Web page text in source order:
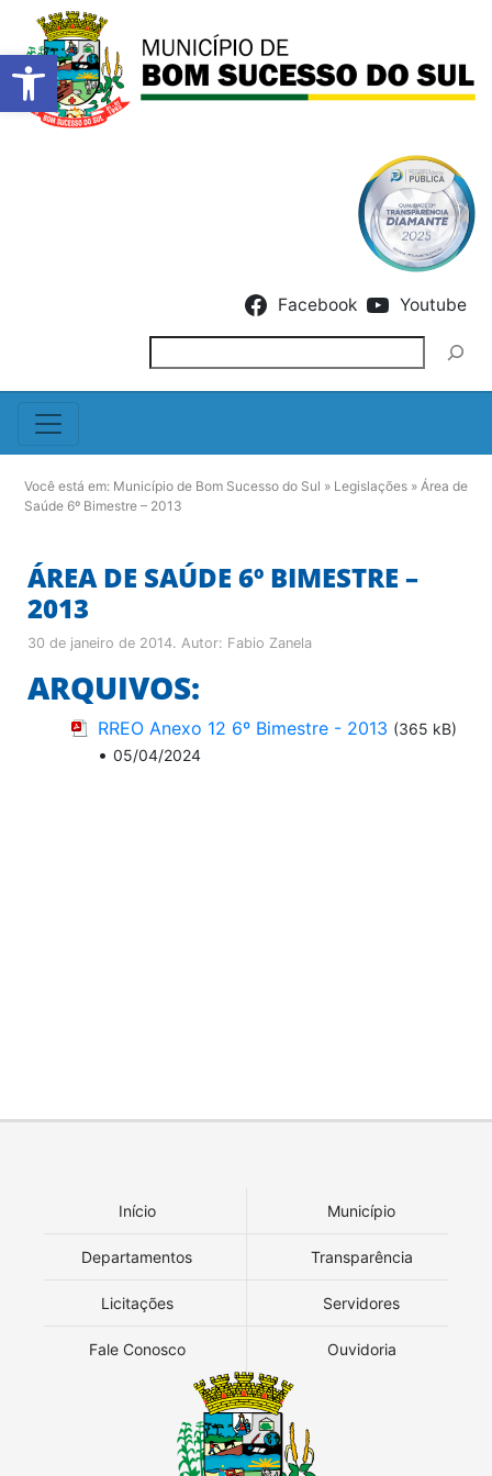
Barra de Ferramentas
Facebook Youtube
Você está em: Município de Bom Sucesso do Sul » Legislações » Área de
Saúde 6º Bimestre – 2013
ÁREA DE SAÚDE 6º BIMESTRE –
2013
30 de janeiro de 2014. Autor: Fabio Zanela
ARQUIVOS:
RREO Anexo 12 6º Bimestre - 2013 (365 kB)
• 05/04/2024
Início Município
Departamentos Transparência
Licitações Servidores
Fale Conosco Ouvidoria